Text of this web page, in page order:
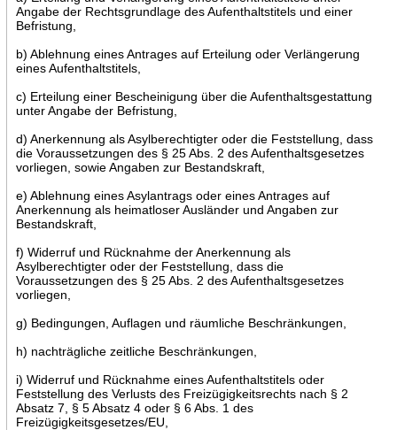
Angabe der Rechtsgrundlage des Aufenthaltstitels und einer
Befristung,
b) Ablehnung eines Antrages auf Erteilung oder Verlängerung
eines Aufenthaltstitels,
c) Erteilung einer Bescheinigung über die Aufenthaltsgestattung
unter Angabe der Befristung,
d) Anerkennung als Asylberechtigter oder die Feststellung, dass
die Voraussetzungen des § 25 Abs. 2 des Aufenthaltsgesetzes
vorliegen, sowie Angaben zur Bestandskraft,
e) Ablehnung eines Asylantrags oder eines Antrages auf
Anerkennung als heimatloser Ausländer und Angaben zur
Bestandskraft,
f) Widerruf und Rücknahme der Anerkennung als
Asylberechtigter oder der Feststellung, dass die
Voraussetzungen des § 25 Abs. 2 des Aufenthaltsgesetzes
vorliegen,
g) Bedingungen, Auflagen und räumliche Beschränkungen,
h) nachträgliche zeitliche Beschränkungen,
i) Widerruf und Rücknahme eines Aufenthaltstitels oder
Feststellung des Verlusts des Freizügigkeitsrechts nach § 2
Absatz 7, § 5 Absatz 4 oder § 6 Abs. 1 des
Freizügigkeitsgesetzes/EU,